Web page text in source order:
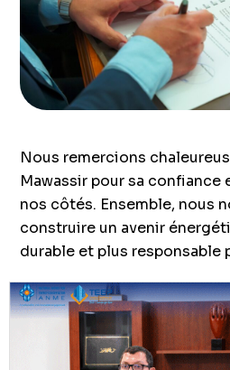
Nous remercions
Mawassir pour sa confiance
nos côtés. Ensemble, nous
construire un avenir
durable et plus responsable